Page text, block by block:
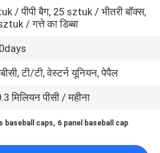
/ पीपी बैग, 25 sztuk / भीतरी बॉक्स,
/ गत्ते का डिब्बा
टी/टी, वेस्टर्न यूनियन, पेपैल
मिलियन पीसी / महीना
baseball caps, 6 panel baseball cap